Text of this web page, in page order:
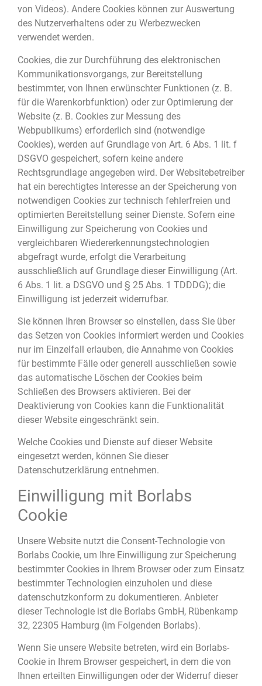
von Videos). Andere Cookies können zur Auswertung
des Nutzerverhaltens oder zu Werbezwecken
verwendet werden.
Cookies, die zur Durchführung des elektronischen
Kommunikationsvorgangs, zur Bereitstellung
bestimmter, von Ihnen erwünschter Funktionen (z. B.
für die Warenkorbfunktion) oder zur Optimierung der
Website (z. B. Cookies zur Messung des
Webpublikums) erforderlich sind (notwendige
Cookies), werden auf Grundlage von Art. 6 Abs. 1 lit. f
DSGVO gespeichert, sofern keine andere
Rechtsgrundlage angegeben wird. Der Websitebetreiber
hat ein berechtigtes Interesse an der Speicherung von
notwendigen Cookies zur technisch fehlerfreien und
optimierten Bereitstellung seiner Dienste. Sofern eine
Einwilligung zur Speicherung von Cookies und
vergleichbaren Wiedererkennungstechnologien
abgefragt wurde, erfolgt die Verarbeitung
ausschließlich auf Grundlage dieser Einwilligung (Art.
6 Abs. 1 lit. a DSGVO und § 25 Abs. 1 TDDDG); die
Einwilligung ist jederzeit widerrufbar.
Sie können Ihren Browser so einstellen, dass Sie über
das Setzen von Cookies informiert werden und Cookies
nur im Einzelfall erlauben, die Annahme von Cookies
für bestimmte Fälle oder generell ausschließen sowie
das automatische Löschen der Cookies beim
Schließen des Browsers aktivieren. Bei der
Deaktivierung von Cookies kann die Funktionalität
dieser Website eingeschränkt sein.
Welche Cookies und Dienste auf dieser Website
eingesetzt werden, können Sie dieser
Datenschutzerklärung entnehmen.
Einwilligung mit Borlabs
Cookie
Unsere Website nutzt die Consent-Technologie von
Borlabs Cookie, um Ihre Einwilligung zur Speicherung
bestimmter Cookies in Ihrem Browser oder zum Einsatz
bestimmter Technologien einzuholen und diese
datenschutzkonform zu dokumentieren. Anbieter
dieser Technologie ist die Borlabs GmbH, Rübenkamp
32, 22305 Hamburg (im Folgenden Borlabs).
Wenn Sie unsere Website betreten, wird ein Borlabs-
Cookie in Ihrem Browser gespeichert, in dem die von
Ihnen erteilten Einwilligungen oder der Widerruf dieser